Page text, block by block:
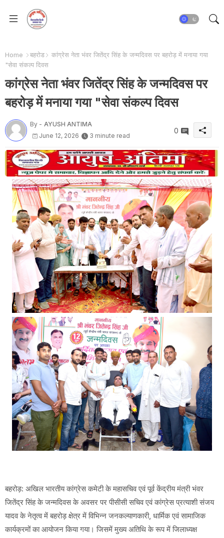
Home बहरोड
कांग्रेस नेता भंवर जितेंद्र सिंह के जन्मदिवस पर बहरोड़ में मनाया गया
"सेवा संकल्प दिवस
कांग्रेस नेता भंवर जितेंद्र सिंह के जन्मदिवस पर
बहरोड़ में मनाया गया "सेवा संकल्प दिवस
By - AYUSH ANTIMA
June 12, 2026
3 minute read
0
बहरोड़: अखिल भारतीय कांग्रेस कमेटी के महासचिव एवं पूर्व केंद्रीय मंत्री भंवर
जितेंद्र सिंह के जन्मदिवस के अवसर पर पीसीसी सचिव एवं कांग्रेस प्रत्याशी संजय
यादव के नेतृत्व में बहरोड़ क्षेत्र में विभिन्न जनकल्याणकारी, धार्मिक एवं सामाजिक
कार्यक्रमों का आयोजन किया गया। जिसमें मुख्य अतिथि के रूप में जिलाध्यक्ष